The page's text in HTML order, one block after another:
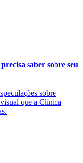
saber sobre seu
sobre
que a Clínica